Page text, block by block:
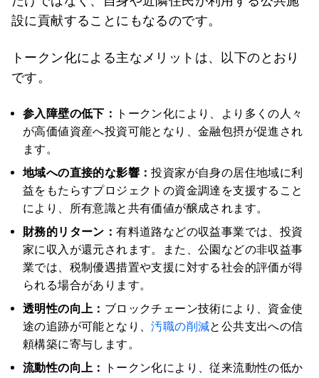
設に貢献することにもなるのです。
トークン化による主なメリットは、以下のとおり
です。
参入障壁の低下： トークン化により、より多くの人々
が高価値資産へ投資可能となり、金融包摂が促進され
ます。
地域への直接的な影響：投資家が自身の居住地域に利
益をもたらすプロジェクトの資金調達を支援すること
により、所有意識と共有価値が醸成されます。
財務的リターン：有料道路などの収益事業では、投資
家に収入が還元されます。また、公園などの非収益事
業では、税制優遇措置や支援に対する社会的評価が得
られる場合があります。
透明性の向上： ブロックチェーン技術により、資金使
途の追跡が可能となり、汚職の削減と公共支出への信
頼構築に寄与します。
流動性の向上：
トークン化により、従来流動性の低か